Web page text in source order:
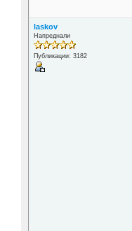
laskov
Напреднали
Публикации: 3182